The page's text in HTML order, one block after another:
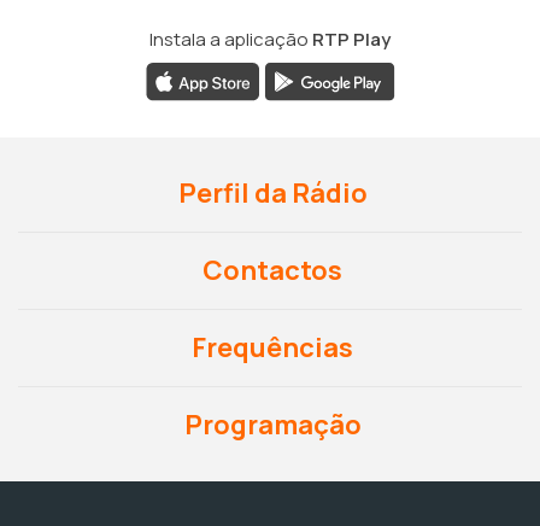
Instala a aplicação RTP Play
Perfil da Rádio
Contactos
Frequências
Programação